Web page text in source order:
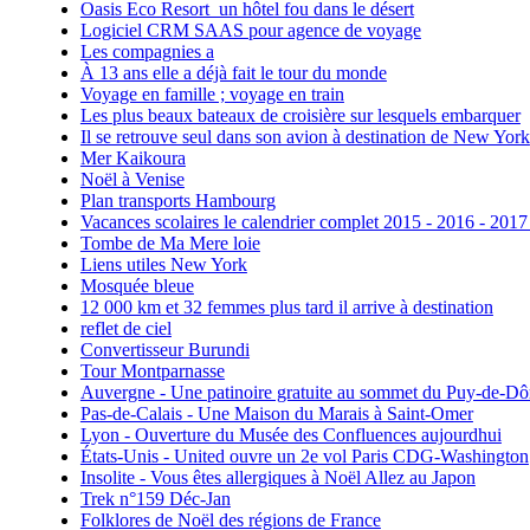
Oasis Eco Resort un hôtel fou dans le désert
Logiciel CRM SAAS pour agence de voyage
Les compagnies a
À 13 ans elle a déjà fait le tour du monde
Voyage en famille ; voyage en train
Les plus beaux bateaux de croisière sur lesquels embarquer
Il se retrouve seul dans son avion à destination de New York
Mer Kaikoura
Noël à Venise
Plan transports Hambourg
Vacances scolaires le calendrier complet 2015 - 2016 -
Tombe de Ma Mere loie
Liens utiles New York
Mosquée bleue
12 000 km et 32 femmes plus tard il arrive à destination
reflet de ciel
Convertisseur Burundi
Tour Montparnasse
Auvergne - Une patinoire gratuite au sommet du Puy-de-
Pas-de-Calais - Une Maison du Marais à Saint-Omer
Lyon - Ouverture du Musée des Confluences aujourdhui
États-Unis - United ouvre un 2e vol Paris CDG-Washington
Insolite - Vous êtes allergiques à Noël Allez au Japon
Trek n°159 Déc-Jan
Folklores de Noël des régions de France